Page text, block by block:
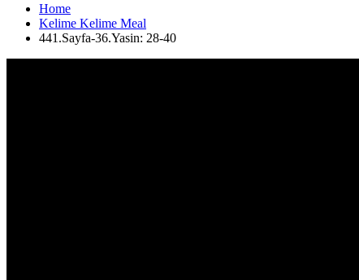
Home
Kelime Kelime Meal
441.Sayfa-36.Yasin: 28-40